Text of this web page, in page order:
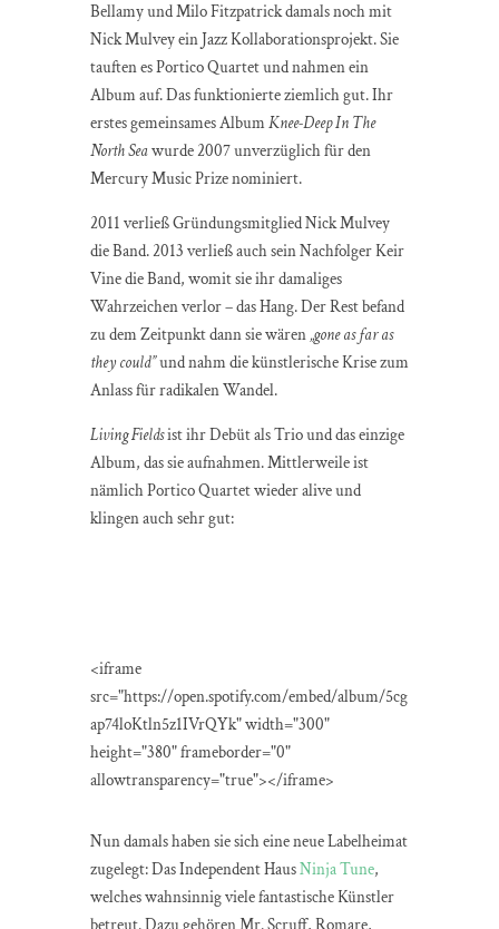
Bellamy und Milo Fitzpatrick damals noch mit
Nick Mulvey ein Jazz Kollaborationsprojekt. Sie
tauften es Portico Quartet und nahmen ein
Album auf. Das funktionierte ziemlich gut. Ihr
erstes gemeinsames AlbumKnee-Deep In The
North Seawurde 2007 unverzüglich für den
Mercury Music Prize nominiert.
2011 verließ Gründungsmitglied Nick Mulvey
die Band. 2013 verließ auch sein Nachfolger Keir
Vine die Band, womit sie ihr damaliges
Wahrzeichen verlor – das Hang. Der Rest befand
zu dem Zeitpunkt dann sie wären „gone as far as
they could”und nahm die künstlerische Krise zum
Anlass für radikalen Wandel.
Living Fieldsist ihr Debüt als Trio und das einzige
Album, das sie aufnahmen. Mittlerweile ist
nämlich Portico Quartet wieder alive und
klingen auch sehr gut:
<iframe
src="https://open.spotify.com/embed/album/5cg
ap74loKtln5z1IVrQYk" width="300"
height="380" frameborder="0"
allowtransparency="true"></iframe>
Nun damals haben sie sich eine neue Labelheimat
zugelegt: Das Independent HausNinja Tune,
welches wahnsinnig viele fantastische Künstler